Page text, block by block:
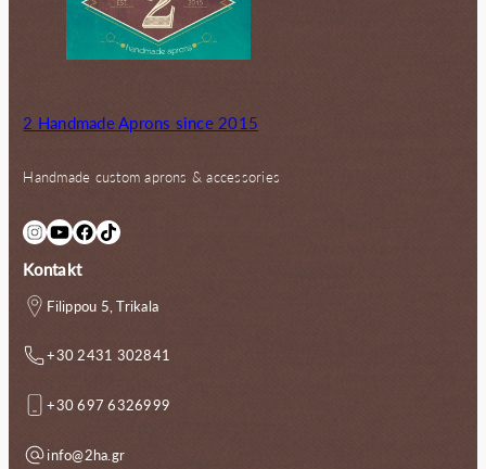
2 Handmade Aprons since 2015
Handmade custom aprons & accessories
InstagramYouTube Facebook TikTok
Kontakt
Filippou 5, Trikala
+30 2431 302841
+30 697 6326999
info@2ha.gr